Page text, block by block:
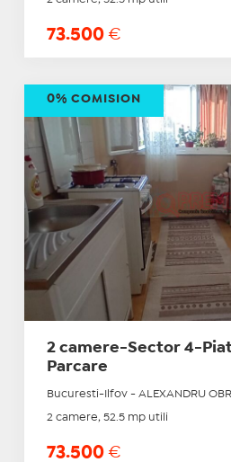
73.500 €
2 camere-Sector 4-
Parcare
Bucuresti-Ilfov - ALEXANDRU
2 camere, 52.5 mp utili
73.500 €
0% COMISION